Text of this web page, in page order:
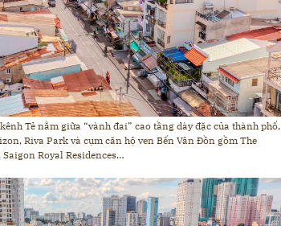
Tẻ nằm giữa “vành đai” cao tầng dày đặc của thành phố,
Riva Park và cụm căn hộ ven Bến Vân Đồn gồm The
Royal Residences…